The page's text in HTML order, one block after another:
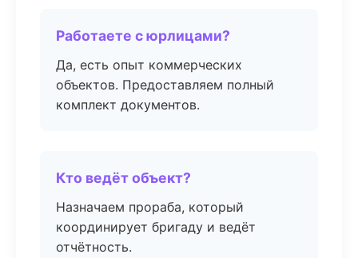
Работаете с юрлицами?
Да, есть опыт коммерческих
объектов. Предоставляем полный
комплект документов.
Кто ведёт объект?
Назначаем прораба, который
координирует бригаду и ведёт
отчётность.